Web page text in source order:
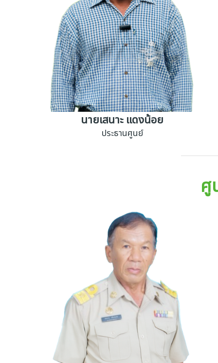
นายเสนาะ แดงน้อย
ประธานศูนย์
ศู